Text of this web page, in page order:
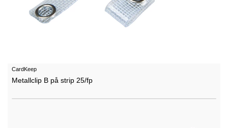
CardKeep
Metallclip B på strip 25/fp